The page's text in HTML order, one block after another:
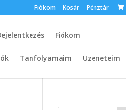
Fiókom Kosár Pénztár
Fiókom
Tanfolyamaim Üzeneteim